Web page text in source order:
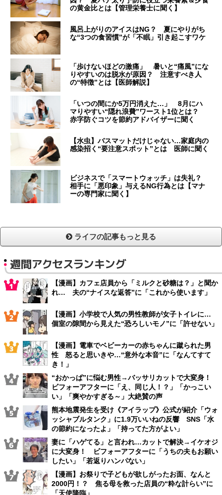
の黄金比とは【管理栄養士に聞く】
風呂上がりのアイスはNG？ 夏にやりがち
な“3つの食習慣”が「不眠」引き起こすワケ
「歩けないほどの激痛」 暑いと“痛風”にな
りやすいのは脱水が原因？ 注意すべき人
の“特徴”とは【医師解説】
「いつの間にか5万円消えた…」 8月にハ
マりやすい“隠れ浪費”ワースト1位とは？
赤字防ぐコツを節約アドバイザーに聞く
【水虫】バスマットだけじゃない…家庭内の
感染招く“要注意スポット”とは 医師に聞く
ビジネスで「スマートウォッチ」は失礼？
相手に「悪印象」与えるNG行為とは【マナ
ーの専門家に聞く】
ライフの記事もっと見る
週間アクセスランキング
【漫画】カフェ店員から「ミルクと砂糖は？」と聞か
れ… 夫の“ナイスな返答”に「これから使います」
【漫画】小学校で人気の男性教師が女子トイレに…
個室の隙間から見えた“恐ろしいモノ”に「許せない」
【漫画】電車でベビーカーの赤ちゃんに蹴られた男
性 怒ると思いきや…“意外な本音”に「なんてすて
き！」
“おかっぱ”に悩む男性→バッサリカットで大変身！
ビフォーアフターに「え、同じ人！？」「かっこい
い」「爽やかすぎる～」大絶賛の声
熊本地震発生を受け《アイラップ》公式が紹介「ウォ
ッシャブルタンク」に1.9万いいねの反響 SNS「水
の節約になったよ」「持ってた方がよい」
妻に「ハゲてる」と言われ…カットで解決→イケオジ
に大変身！ ビフォーアフターに「うちの夫もお願い
したい」「若返りハンパない」
【漫画】お祭りで子どもが欲しがったお面、なんと
2000円！？ 焦る母を救った店員の“粋な計らい”に
「天使降臨」